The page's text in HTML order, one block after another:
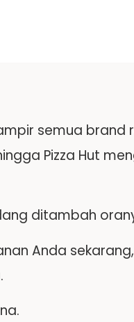
semua
Pizza Hut
ditambah
Anda